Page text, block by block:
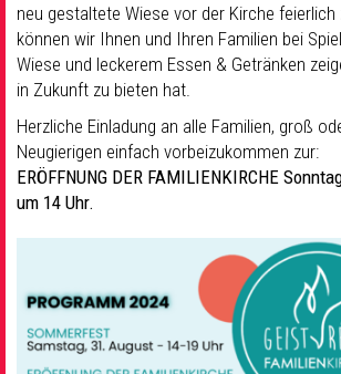
neu gestaltete Wiese vor der Kirche feierlich
können wir Ihnen und Ihren Familien bei
Wiese und leckerem Essen & Getränken
in Zukunft zu bieten hat.
Herzliche Einladung an alle Familien, groß
Neugierigen einfach vorbeizukommen zur:
ERÖFFNUNG DER FAMILIENKIRCHE
um 14 Uhr.